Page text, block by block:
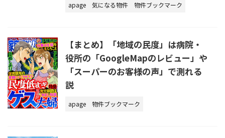
apage 気になる物件 物件ブックマーク
【まとめ】「地域の民度」は病院・
役所の「GoogleMapのレビュー」や
「スーパーのお客様の声」で測れる
説
apage 物件ブックマーク